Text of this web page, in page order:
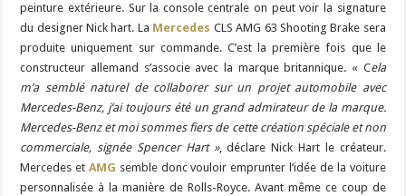
peinture extérieure. Sur la console centrale on peut voir la signature
du designer Nick hart. La Mercedes CLS AMG 63 Shooting Brake sera
produite uniquement sur commande. C’est la première fois que le
constructeur allemand s’associe avec la marque britannique. « Cela
m’a semblé naturel de collaborer sur un projet automobile avec
Mercedes-Benz, j’ai toujours été un grand admirateur de la marque.
Mercedes-Benz et moi sommes fiers de cette création spéciale et non
commerciale, signée Spencer Hart », déclare Nick Hart le créateur.
Mercedes et AMG semble donc vouloir emprunter l’idée de la voiture
personnalisée à la manière de Rolls-Royce. Avant même ce coup de